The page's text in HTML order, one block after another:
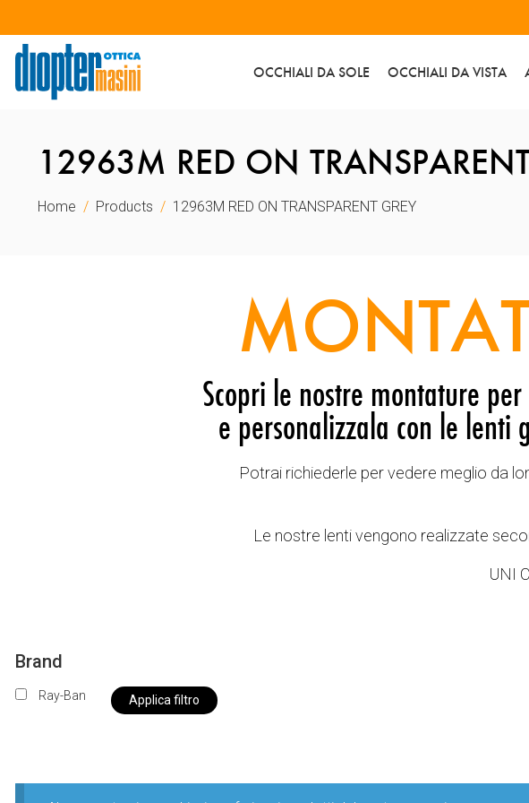
OCCHIALI DA SOLE OCCHIALI DA VISTA
12963M RED ON
Home Products 12963M RED ON TRANSPARENT GREY
Scopri le nostre montature
e personalizzala con le lenti
Potrai richiederle per vedere meglio da
Le nostre lenti vengono realizzate
UNI
Brand
Ray-Ban Applica filtro